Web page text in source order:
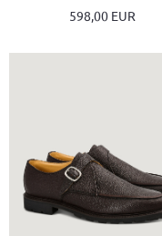
598,00 EUR